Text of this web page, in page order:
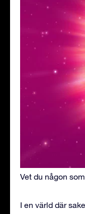
Vet du någon
I en värld där